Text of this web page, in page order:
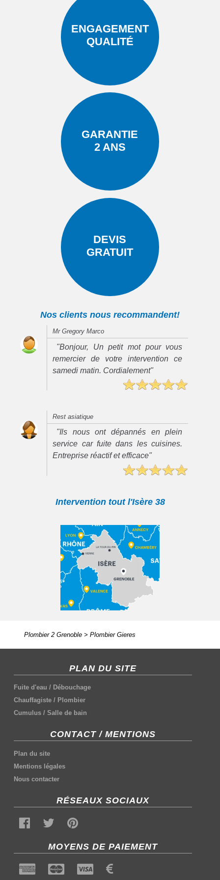
ENGAGEMENT
QUALITÉ
GARANTIE
2 ANS
DEVIS
GRATUIT
Nos clients nous recommandent!
Mr Gregory Marco
"Bonjour, Un petit mot pour vous
remercier de votre intervention ce
samedi matin. Cordialement"
Rest asiatique
"Ils nous ont dépannés en plein
service car fuite dans les cuisines.
Entreprise réactif et efficace"
Intervention tout l'Isère 38
Plombier 2 Grenoble> Plombier Gieres
PLAN DU SITE
Fuite d'eau / Débouchage
Chauffagiste / Plombier
Cumulus /Salle de bain
CONTACT / MENTIONS
Plan du site
Mentions légales
Nous contacter
RÉSEAUX SOCIAUX
MOYENS DE PAIEMENT